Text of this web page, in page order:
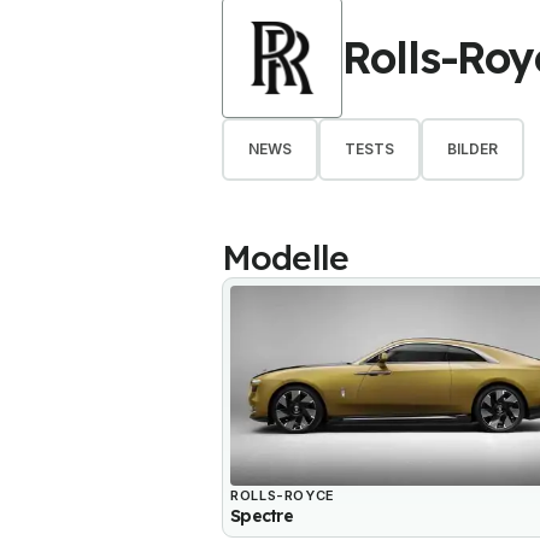
Rolls-
NEWS TESTS BILDER
Modelle
ROLLS-ROYCE
Spectre